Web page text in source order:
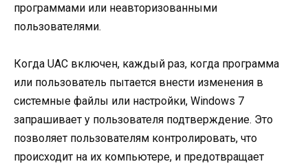
программами или неавторизованными
пользователями.
Когда UAC включен, каждый раз, когда программа
или пользователь пытается внести изменения в
системные файлы или настройки, Windows 7
запрашивает у пользователя подтверждение. Это
позволяет пользователям контролировать, что
происходит на их компьютере, и предотвращает